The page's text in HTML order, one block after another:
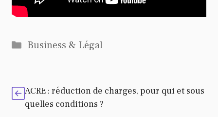
Catégories
Business & Légal
ACRE : réduction de charges, pour qui et sous
quelles conditions ?